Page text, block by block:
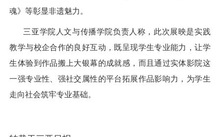
魂》等彰显非遗魅力。
三亚学院人文与传播学院负责人称，此次展映是实践
教学与校企合作的良好互动，既呈现学生专业能力，让学
生体验到作品搬上大银幕的成就感，而且通过实体影院这
一强专业性、强社交属性的平台拓展作品影响力，为学生
走向社会筑牢专业基础。